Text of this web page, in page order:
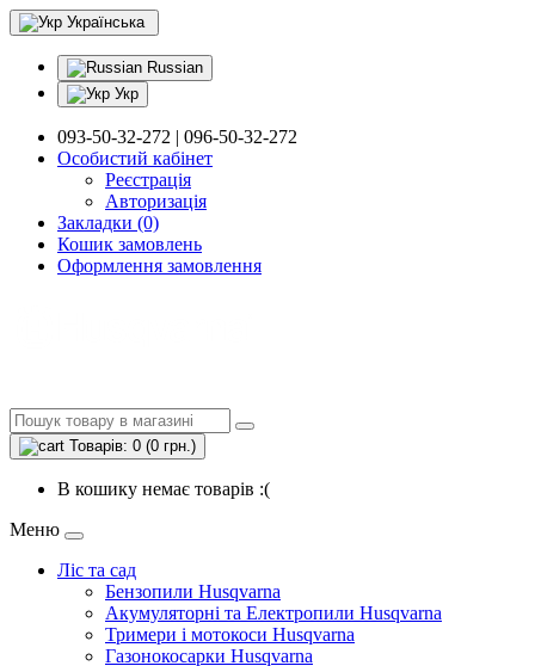
Українська
Russian
Укр
093-50-32-272 | 096-50-32-272
Особистий кабінет
Реєстрація
Авторизація
Закладки (0)
Кошик замовлень
Оформлення замовлення
Товарів: 0 (0 грн.)
В кошику немає товарів :(
Меню
Ліс та сад
Бензопили Husqvarna
Акумуляторні та Електропили Husqvarna
Тримери і мотокоси Husqvarna
Газонокосарки Husqvarna